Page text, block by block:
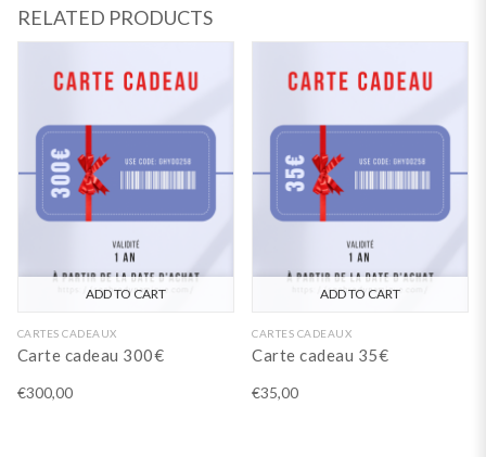
RELATED PRODUCTS
ADD TO CART
CARTES CADEAUX
Carte cadeau 300€
€300,00
ADD TO CART
CARTES CADEAUX
Carte cadeau 35€
€35,00